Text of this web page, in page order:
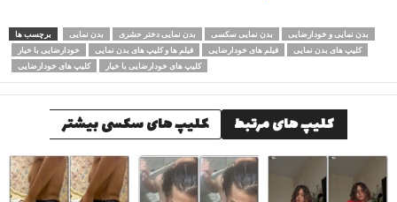
برچسب ها بدن نمایی بدن نمایی دختر حشری بدن نمایی سکسی
بدن نمایی و خودارضایی
خودارضایی با خیار
فیلم ها و کلیپ های بدن نمایی فیلم های خودارضایی
کلیپ های بدن نمایی
کلیپ های خودارضایی
کلیپ های خودارضایی با خیار
کلیپ های مرتبط کلیپ های سکسی بیشتر